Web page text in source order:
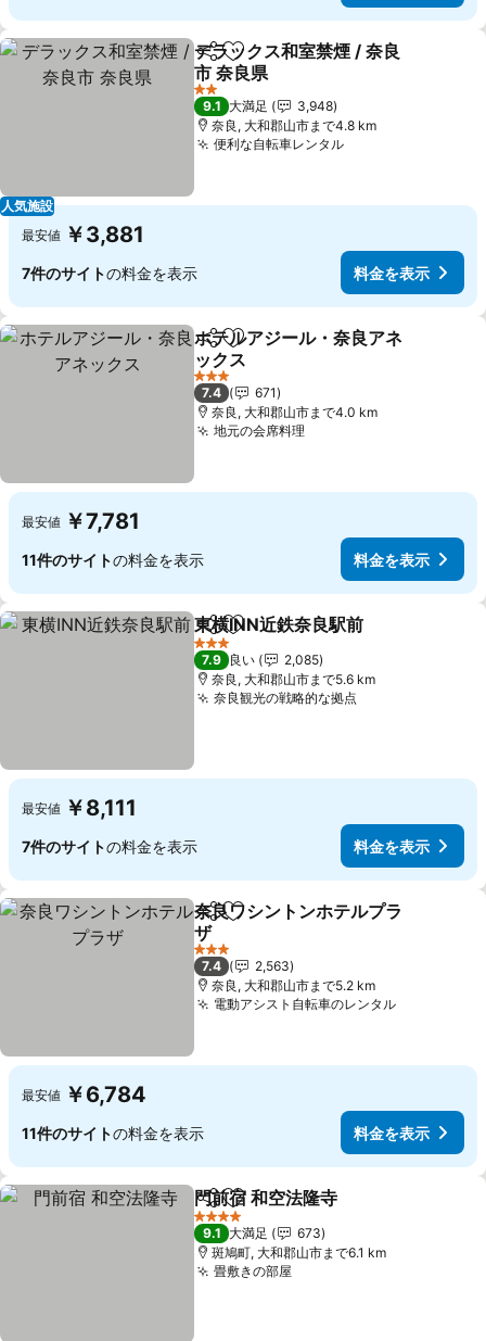
人気施設
シェアお気に入りに追加
デラックス和室禁煙 / 奈良
市 奈良県
料金を表示
2 ホテルのランク
9.1 大満足
3,948
奈良, 大和郡山市まで4.8 km
便利な自転車レンタル料金を表示
最安値 ￥3,881
7件のサイトの料金を表示 料金を表示
シェアお気に入りに追加
ホテルアジール・奈良アネ
ックス
料金を表示
3 ホテルのランク
7.4
671
奈良, 大和郡山市まで4.0 km
地元の会席料理料金を表示
最安値 ￥7,781
11件のサイトの料金を表示 料金を表示
シェアお気に入りに追加
東横INN近鉄奈良駅前
3 ホテルのランク
7.9 良い
2,085
奈良, 大和郡山市まで5.6 km
奈良観光の戦略的な拠点料金を表示
最安値 ￥8,111
7件のサイトの料金を表示 料金を表示
シェアお気に入りに追加
奈良ワシントンホテルプラ
ザ
料金を表示
3 ホテルのランク
7.4
2,563
奈良, 大和郡山市まで5.2 km
電動アシスト自転車のレンタル料金を表示
最安値 ￥6,784
11件のサイトの料金を表示 料金を表示
シェアお気に入りに追加
門前宿 和空法隆寺
4 ホテルのランク
9.1 大満足
673
斑鳩町, 大和郡山市まで6.1 km
畳敷きの部屋料金を表示